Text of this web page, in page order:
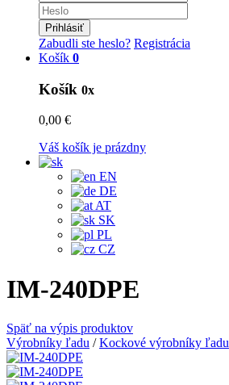
Prihlásiť
Zabudli ste heslo? Registrácia
Košík 0
Košík 0x
0,00 €
Váš košík je prázdny
EN
DE
AT
SK
PL
CZ
IM-240DPE
Späť na výpis produktov
Výrobníky ľadu /Kockové výrobníky ľadu